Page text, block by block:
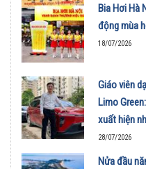
Bia Hơi Hà
động mùa
18/07/2026
Giáo viên
Limo
xuất hiện
28/07/2026
Nửa đầu